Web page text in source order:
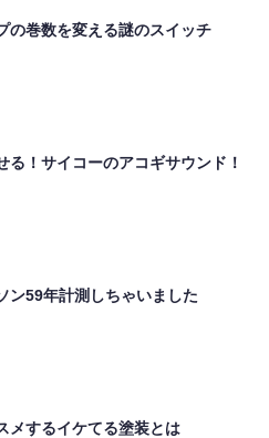
の巻数を変える謎のスイッチ
る！サイコーのアコギサウンド！
ン59年計測しちゃいました
メするイケてる塗装とは